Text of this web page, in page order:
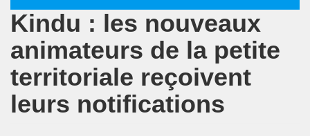
Kindu : les nouveaux
animateurs de la petite
territoriale reçoivent
leurs notifications